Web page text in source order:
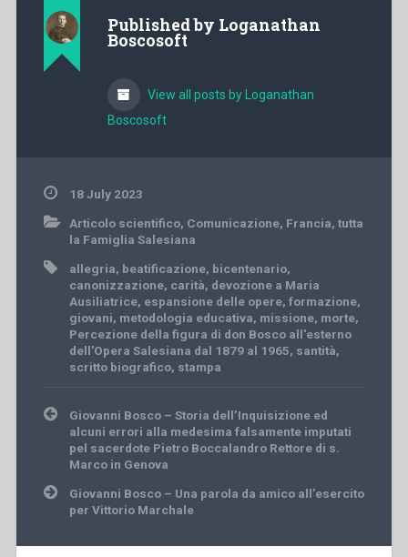
Published by Loganathan
Boscosoft
View all posts by Loganathan
Boscosoft
18 July 2023
Articolo scientifico, Comunicazione, Francia, tutta
la Famiglia Salesiana
allegria, beatificazione, bicentenario,
canonizzazione, carità, devozione a Maria
Ausiliatrice, espansione delle opere, formazione,
giovani, metodologia educativa, missione, morte,
Percezione della figura di don Bosco all'esterno
dell'Opera Salesiana dal 1879 al 1965, santità,
scritto biografico, stampa
Post
navigation
Giovanni Bosco – Storia dell’Inquisizione ed
alcuni errori alla medesima falsamente imputati
pel sacerdote Pietro Boccalandro Rettore di s.
Marco in Genova
Giovanni Bosco – Una parola da amico all’esercito
per Vittorio Marchale